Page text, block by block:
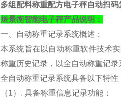
多组配料称重配方电子秤自动扫码
煜景衡智能电子秤产品说明：
一、自动称重记录系统概述：
本系统旨在以自动称重软件技术
称重历史记录，以全自动称重记录
全自动称重记录系统具备以下特性
（1）. 具备称重信息记录功能；